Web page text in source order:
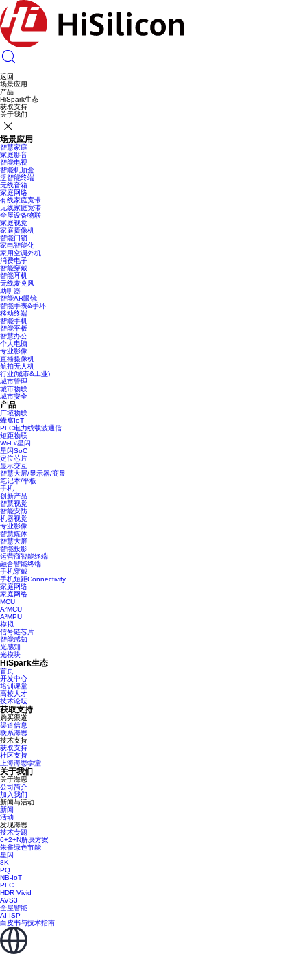
返回
场景应用
产品
HiSpark生态
获取支持
关于我们
场景应用
智慧家庭
家庭影音
智能电视
智能机顶盒
泛智能终端
无线音箱
家庭网络
有线家庭宽带
无线家庭宽带
全屋设备物联
家庭视觉
家庭摄像机
智能门锁
家电智能化
家用空调外机
消费电子
智能穿戴
智能耳机
无线麦克风
助听器
智能AR眼镜
智能手表&手环
移动终端
智能手机
智能平板
智慧办公
个人电脑
专业影像
直播摄像机
航拍无人机
行业(城市&工业)
城市管理
城市物联
城市安全
产品
广域物联
蜂窝IoT
PLC电力线载波通信
短距物联
Wi-Fi/星闪
星闪SoC
定位芯片
显示交互
智慧大屏/显示器/商显
笔记本/平板
手机
创新产品
智慧视觉
智能安防
机器视觉
专业影像
智慧媒体
智慧大屏
智能投影
运营商智能终端
融合智能终端
手机穿戴
手机短距Connectivity
家庭网络
家庭网络
MCU
A²MCU
A²MPU
模拟
信号链芯片
智能感知
光感知
光模块
HiSpark生态
首页
开发中心
培训课堂
高校人才
技术论坛
获取支持
购买渠道
渠道信息
联系海思
技术支持
获取支持
社区支持
上海海思学堂
关于我们
关于海思
公司简介
加入我们
新闻与活动
新闻
活动
发现海思
技术专题
6+2+N解决方案
朱雀绿色节能
星闪
8K
PQ
NB-IoT
PLC
HDR Vivid
AVS3
全屋智能
AI ISP
白皮书与技术指南